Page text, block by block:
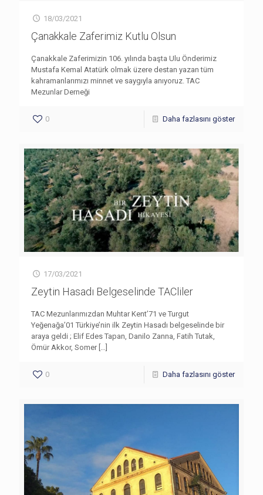
18/03/2021
Çanakkale Zaferimiz Kutlu Olsun
Çanakkale Zaferimizin 106. yılında başta Ulu Önderimiz
Mustafa Kemal Atatürk olmak üzere destan yazan tüm
kahramanlarımızı minnet ve saygıyla anıyoruz. TAC
Mezunlar Derneği
0 Daha fazlasını göster
17/03/2021
Zeytin Hasadı Belgeselinde TACliler
TAC Mezunlarımızdan Muhtar Kent’71 ve Turgut
Yeğenağa’01 Türkiye’nin ilk Zeytin Hasadı belgeselinde bir
araya geldi ; Elif Edes Tapan, Danilo Zanna, Fatih Tutak,
Ömür Akkor, Somer[…]
0 Daha fazlasını göster